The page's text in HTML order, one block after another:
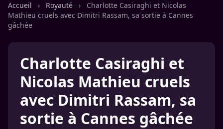
Accueil › Royauté ›
Charlotte Casiraghi et Nicolas
Mathieu cruels avec Dimitri Rassam, sa sortie à Cannes
gâchée
Charlotte Casiraghi et
Nicolas Mathieu cruels
avec Dimitri Rassam, sa
sortie à Cannes gâchée